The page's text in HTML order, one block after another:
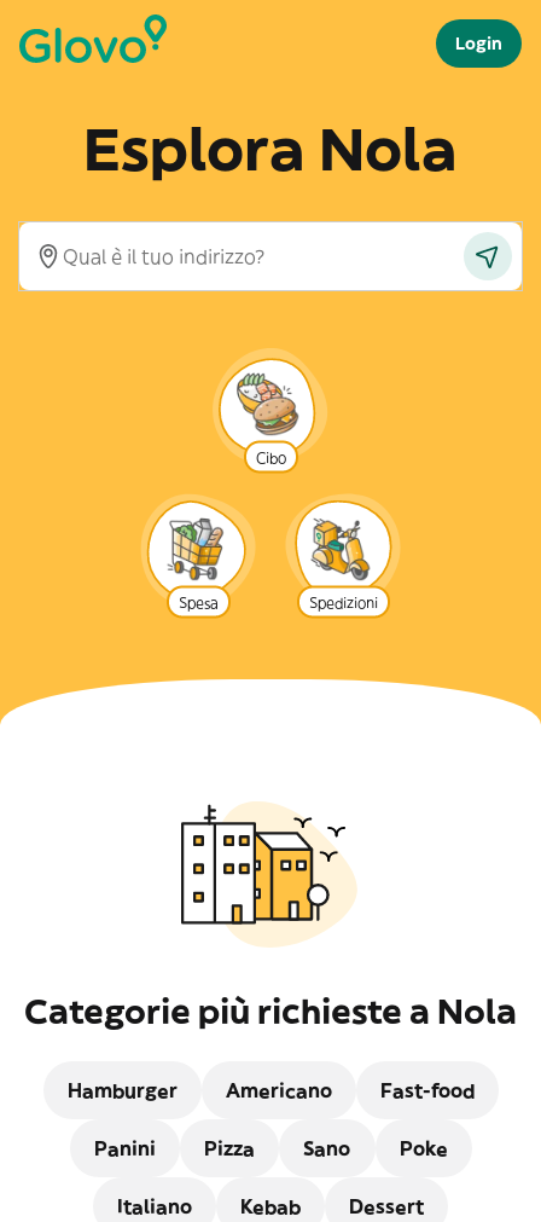
Login
Esplora Nola
Cibo
Spesa Spedizioni
Categorie più richieste a Nola
Hamburger Americano Fast-food
Panini Pizza Sano Poke
Italiano Kebab Dessert